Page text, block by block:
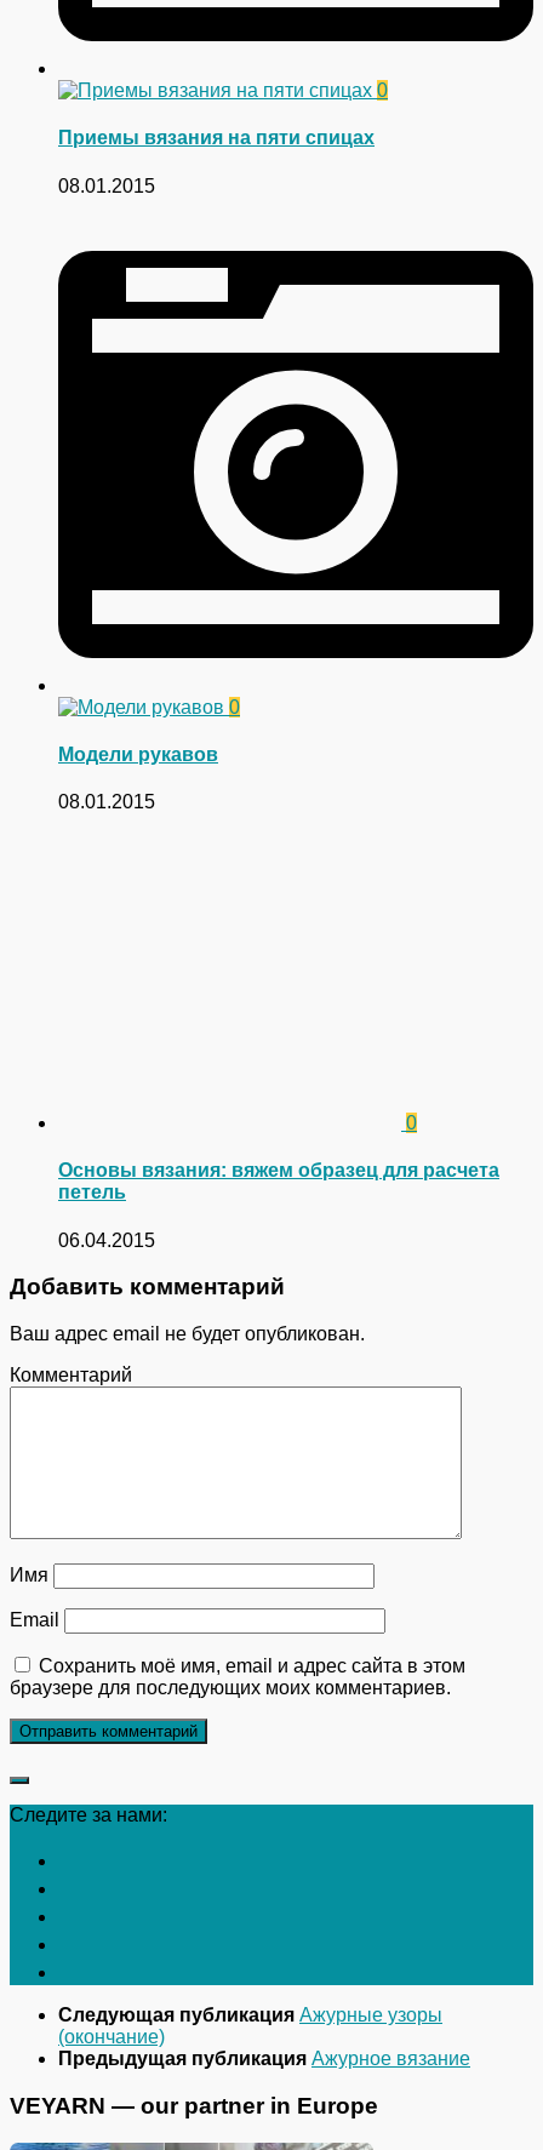
0
Приемы вязания на пяти спицах
08.01.2015
0
Модели рукавов
08.01.2015
0
Основы вязания: вяжем образец для расчета
петель
06.04.2015
Добавить комментарий
Ваш адрес email не будет опубликован.
Комментарий
Имя
Email
Сохранить моё имя, email и адрес сайта в этом
браузере для последующих моих комментариев.
Следите за нами:
Следующая публикация Ажурные узоры
(окончание)
Предыдущая публикация Ажурное вязание
VEYARN — our partner in Europe